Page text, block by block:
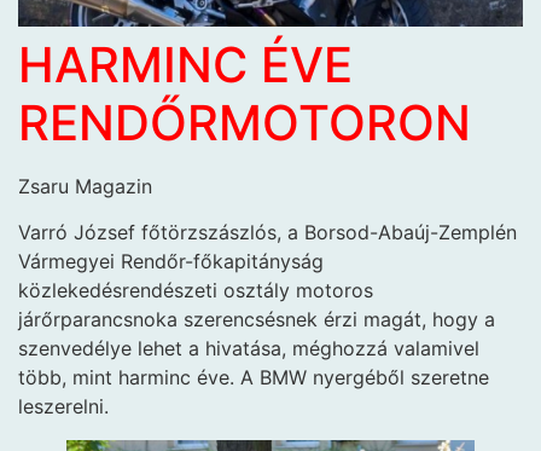
HARMINC ÉVE
RENDŐRMOTORON
Zsaru Magazin
Varró József főtörzszászlós, a Borsod-Abaúj-Zemplén
Vármegyei Rendőr-főkapitányság
közlekedésrendészeti osztály motoros
járőrparancsnoka szerencsésnek érzi magát, hogy a
szenvedélye lehet a hivatása, méghozzá valamivel
több, mint harminc éve. A BMW nyergéből szeretne
leszerelni.